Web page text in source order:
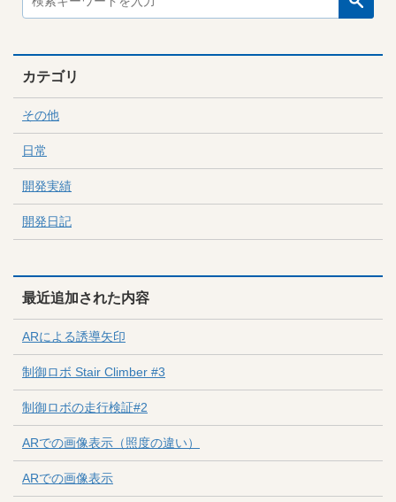
カテゴリ
その他
日常
開発実績
開発日記
最近追加された内容
ARによる誘導矢印
制御ロボ Stair Climber #3
制御ロボの走行検証#2
ARでの画像表示（照度の違い）
ARでの画像表示